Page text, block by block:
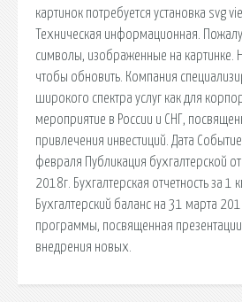
картинок потребуется установка svg
Техническая информационная.
символы, изображенные на картинке.
чтобы обновить. Компания
широкого спектра услуг как для
мероприятие в России и СНГ,
привлечения инвестиций. Дата
февраля Публикация бухгалтерской
2018г. Бухгалтерская отчетность за 1
Бухгалтерский баланс на 31 марта
программы, посвященная
внедрения новых.